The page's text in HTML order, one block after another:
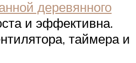
деревянного
и эффективна.
таймера и